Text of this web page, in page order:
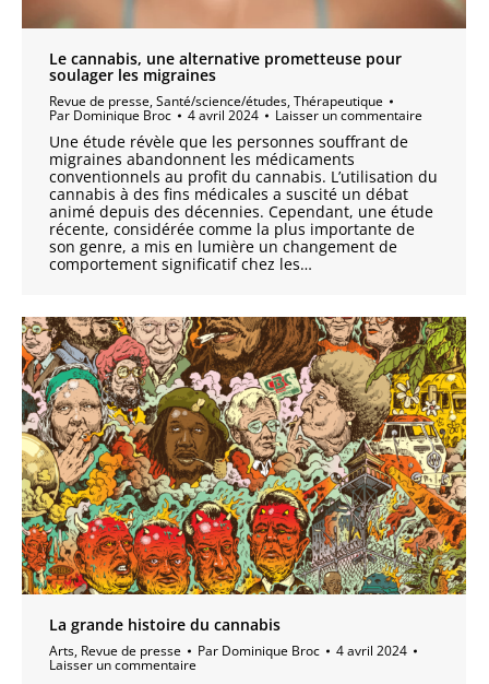
Le cannabis, une alternative prometteuse pour
soulager les migraines
Revue de presse,Santé/science/études,Thérapeutique
Par Dominique Broc 4 avril 2024 Laisser un commentaire
Une étude révèle que les personnes souffrant de
migraines abandonnent les médicaments
conventionnels au profit du cannabis. L’utilisation du
cannabis à des fins médicales a suscité un débat
animé depuis des décennies. Cependant, une étude
récente, considérée comme la plus importante de
son genre, a mis en lumière un changement de
comportement significatif chez les…
La grande histoire du cannabis
Arts, Revue de presse Par Dominique Broc 4 avril 2024
Laisser un commentaire